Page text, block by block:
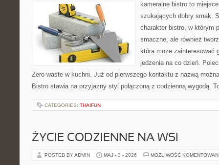
kameralne bistro to
szukających dobry smak.
charakter bistro, w którym
smaczne, ale również
która może zainteresować
jedzenia na co dzień.
Zero-waste w kuchni. Już od pierwszego kontaktu z nazwą
Bistro stawia na przyjazny styl połączoną z codzienną wygodą.
CATEGORIES: THAIFUN
ŻYCIE CODZIENNE NA WSI
POSTED BY ADMIN MAJ - 3 - 2026 MOŻLIWOŚĆ